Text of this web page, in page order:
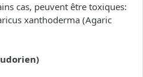
cas, peuvent être toxiques:
xanthoderma (Agaric